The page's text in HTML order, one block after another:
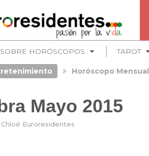
HORÓSCOPOS TAROT
Horóscopo Mensual
Mayo 2015
Chloé Euroresidentes